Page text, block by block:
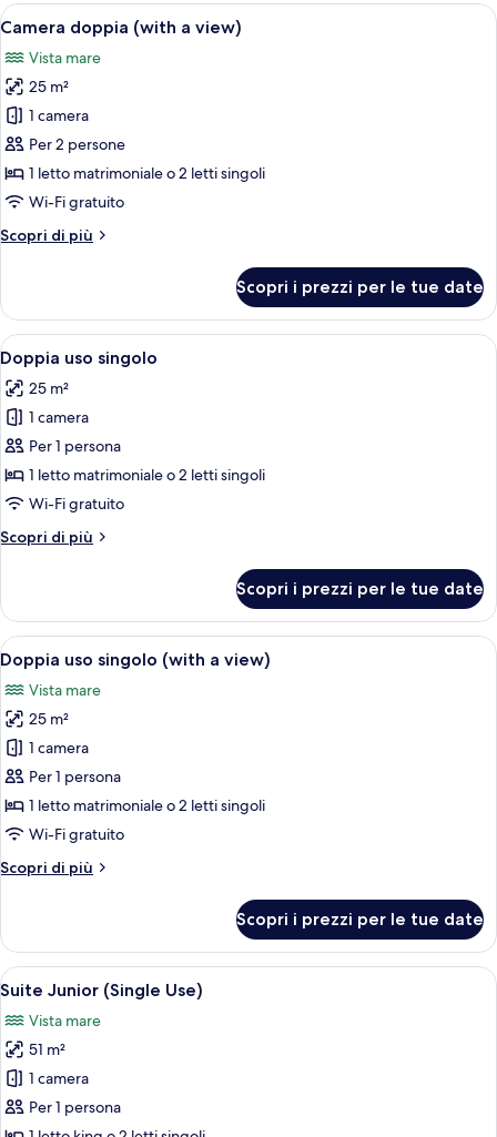
Apri
tutte
le
foto
per
Camera
doppia
(with
view)
Una camera d'albergo con un letto
5
Camera doppia (with a view)
Vista mare
25 m²
1 camera
Per 2 persone
1 letto matrimoniale o 2 letti singoli
Wi-Fi gratuito
Scopri di più
Altri
doppia
(with
a
view)
Scopri i prezzi per le tue date
Apri
tutte
le
foto
per
Doppia
uso
Una camera d'albergo con un letto
6
Doppia uso singolo
25 m²
1 camera
Per 1 persona
1 letto matrimoniale o 2 letti singoli
Wi-Fi gratuito
Scopri di più
Altri
uso
singolo
Scopri i prezzi per le tue date
Apri
tutte
le
foto
per
Doppia
uso
singolo
a
Una camera d'albergo con un letto
5
Doppia uso singolo (with a view)
Vista mare
25 m²
1 camera
Per 1 persona
1 letto matrimoniale o 2 letti singoli
Wi-Fi gratuito
Scopri di più
Altri
uso
singolo
(with
view)
Scopri i prezzi per le tue date
Apri
tutte
le
foto
per
Suite
Junior
Camera d'hotel con un letto grande,
5
Suite Junior (Single Use)
Vista mare
51 m²
1 camera
Per 1 persona